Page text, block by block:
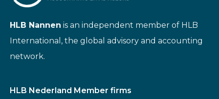
HLB Nannen is an independent member of HLB
International, the global advisory and accounting
network.
HLB Nederland Member firms